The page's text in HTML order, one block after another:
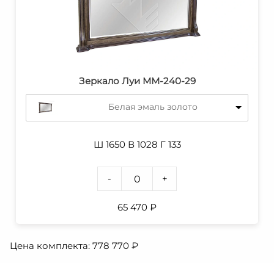
Зеркало Луи ММ-240-29
Белая эмаль золото
Ш 1650 В 1028 Г 133
- +
65 470 ₽
Цена комплекта: 778 770 ₽